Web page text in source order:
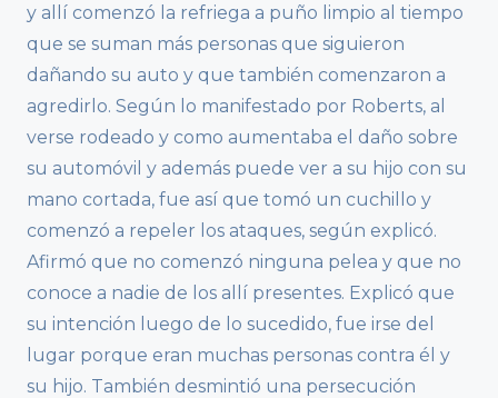
y allí comenzó la refriega a puño limpio al tiempo
que se suman más personas que siguieron
dañando su auto y que también comenzaron a
agredirlo. Según lo manifestado por Roberts, al
verse rodeado y como aumentaba el daño sobre
su automóvil y además puede ver a su hijo con su
mano cortada, fue así que tomó un cuchillo y
comenzó a repeler los ataques, según explicó.
Afirmó que no comenzó ninguna pelea y que no
conoce a nadie de los allí presentes. Explicó que
su intención luego de lo sucedido, fue irse del
lugar porque eran muchas personas contra él y
su hijo. También desmintió una persecución